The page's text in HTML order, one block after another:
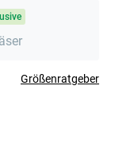
Größenratgeber